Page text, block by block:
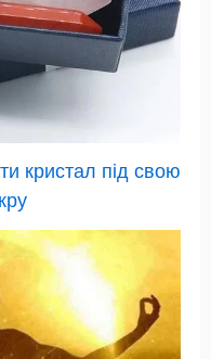
кристал під свою